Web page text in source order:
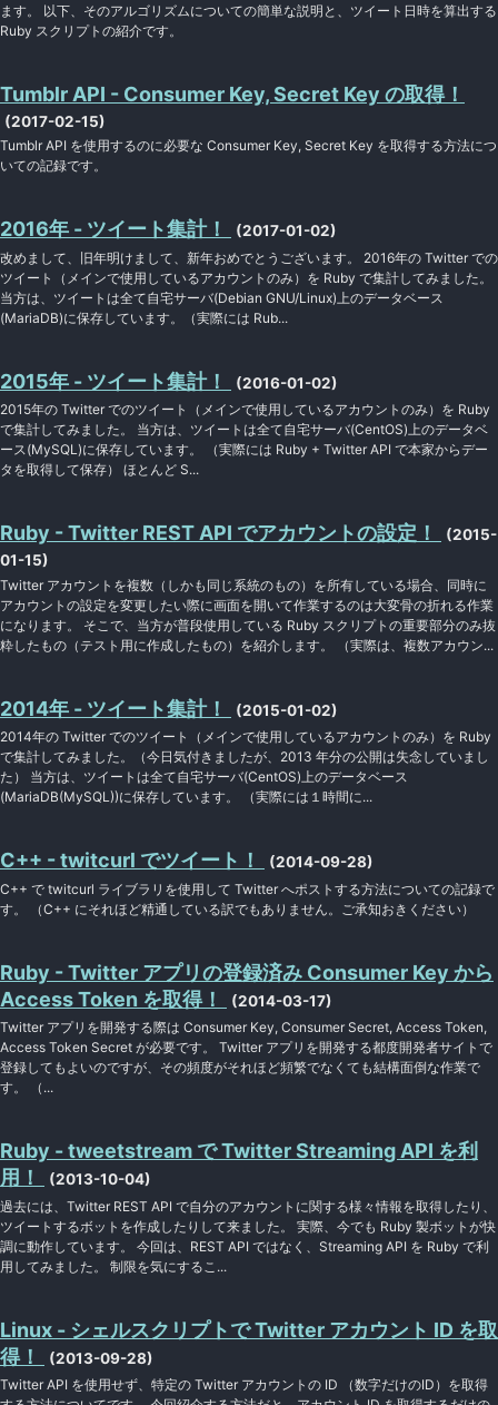
ます。 以下、そのアルゴリズムについての簡単な説明と、ツイート日時を算出する
Ruby スクリプトの紹介です。
Tumblr API - Consumer Key, Secret Key の取得！
(2017-02-15)
Tumblr API を使用するのに必要な Consumer Key, Secret Key を取得する方法につ
いての記録です。
2016年 - ツイート集計！ (2017-01-02)
改めまして、旧年明けまして、新年おめでとうございます。 2016年の Twitter での
ツイート（メインで使用しているアカウントのみ）を Ruby で集計してみました。
当方は、ツイートは全て自宅サーバ(Debian GNU/Linux)上のデータベース
(MariaDB)に保存しています。（実際には Rub...
2015年 - ツイート集計！ (2016-01-02)
2015年の Twitter でのツイート（メインで使用しているアカウントのみ）を Ruby
で集計してみました。 当方は、ツイートは全て自宅サーバ(CentOS)上のデータベ
ース(MySQL)に保存しています。 （実際には Ruby + Twitter API で本家からデー
タを取得して保存） ほとんど S...
Ruby - Twitter REST API でアカウントの設定！
(2015-
01-15)
Twitter アカウントを複数（しかも同じ系統のもの）を所有している場合、同時に
アカウントの設定を変更したい際に画面を開いて作業するのは大変骨の折れる作業
になります。 そこで、当方が普段使用している Ruby スクリプトの重要部分のみ抜
粋したもの（テスト用に作成したもの）を紹介します。 （実際は、複数アカウン...
2014年 - ツイート集計！ (2015-01-02)
2014年の Twitter でのツイート（メインで使用しているアカウントのみ）を Ruby
で集計してみました。（今日気付きましたが、2013 年分の公開は失念していまし
た） 当方は、ツイートは全て自宅サーバ(CentOS)上のデータベース
(MariaDB(MySQL))に保存しています。 （実際には１時間に...
C++ - twitcurl でツイート！ (2014-09-28)
C++ で twitcurl ライブラリを使用して Twitter へポストする方法についての記録で
す。 （C++ にそれほど精通している訳でもありません。ご承知おきください）
Ruby - Twitter アプリの登録済み Consumer Key から
Access Token を取得！
(2014-03-17)
Twitter アプリを開発する際は Consumer Key, Consumer Secret, Access Token,
Access Token Secret が必要です。 Twitter アプリを開発する都度開発者サイトで
登録してもよいのですが、その頻度がそれほど頻繁でなくても結構面倒な作業で
す。 （...
Ruby - tweetstream で Twitter Streaming API を利
用！
(2013-10-04)
過去には、Twitter REST API で自分のアカウントに関する様々情報を取得したり、
ツイートするボットを作成したりして来ました。 実際、今でも Ruby 製ボットが快
調に動作しています。 今回は、REST API ではなく、Streaming API を Ruby で利
用してみました。 制限を気にするこ...
Linux - シェルスクリプトで Twitter アカウント ID を取
得！
(2013-09-28)
Twitter API を使用せず、特定の Twitter アカウントの ID （数字だけのID）を取得